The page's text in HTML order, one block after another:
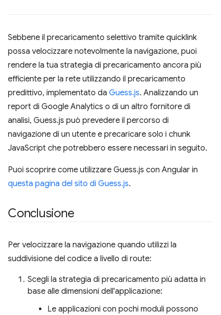
Sebbene il precaricamento selettivo tramite quicklink
possa velocizzare notevolmente la navigazione, puoi
rendere la tua strategia di precaricamento ancora più
efficiente per la rete utilizzando il precaricamento
predittivo, implementato da Guess.js. Analizzando un
report di Google Analytics o di un altro fornitore di
analisi, Guess.js può prevedere il percorso di
navigazione di un utente e precaricare solo i chunk
JavaScript che potrebbero essere necessari in seguito.
Puoi scoprire come utilizzare Guess.js con Angular in
questa pagina del sito di Guess.js.
Conclusione
Per velocizzare la navigazione quando utilizzi la
suddivisione del codice a livello di route:
Scegli la strategia di precaricamento più adatta in
base alle dimensioni dell'applicazione:
Le applicazioni con pochi moduli possono